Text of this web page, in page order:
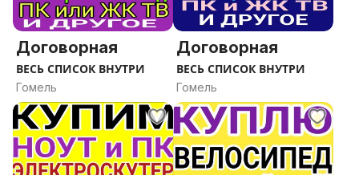
Договорная
ВЕСЬ СПИСОК ВНУТРИ
Гомель
Договорная
ВЕСЬ СПИСОК ВНУТРИ
Гомель